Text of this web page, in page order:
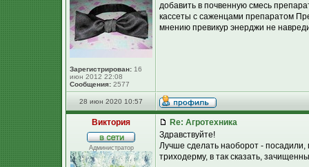
Зарегистрирован: 16
июн 2012 22:08
Сообщения: 2577
добавить в почвенную смесь
кассеты с саженцами препаратом
мнению превикур энерджи не
28 июн 2020 10:57
Виктория
Администратор
Re: Агротехника
Здравствуйте!
Лучше сделать наоборот -
триходерму, в так сказать,